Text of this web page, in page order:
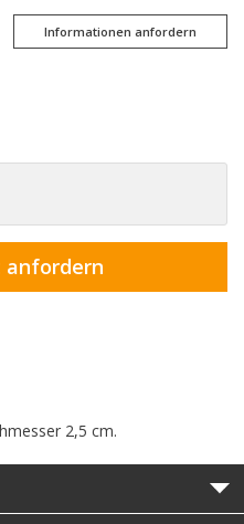
Informationen anfordern
2,5 cm.